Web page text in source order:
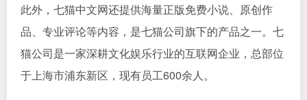
此外，七猫中文网还提供海量正版免费小说、原创作
品、专业评论等内容，是七猫公司旗下的产品之一。七
猫公司是一家深耕文化娱乐行业的互联网企业，总部位
于上海市浦东新区，现有员工600余人。